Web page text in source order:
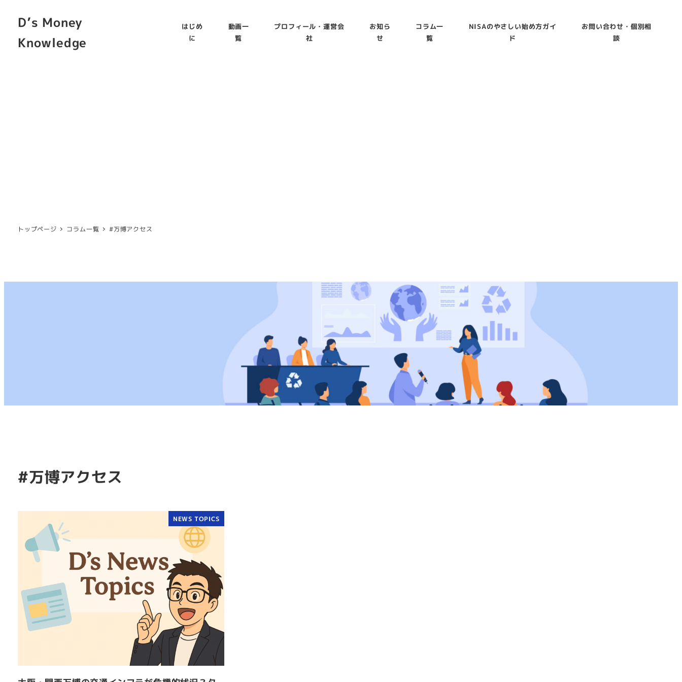
D’s Money
Knowledge
はじめ
に
動画一
覧
プロフィール・運営会
社
お知ら
せ
コラム一
覧
NISAのやさしい始め方ガイ
ド
お問い合わせ・個別相
談
トップページ コラム一覧 #万博アクセス
#万博アクセス
NEWS TOPICS